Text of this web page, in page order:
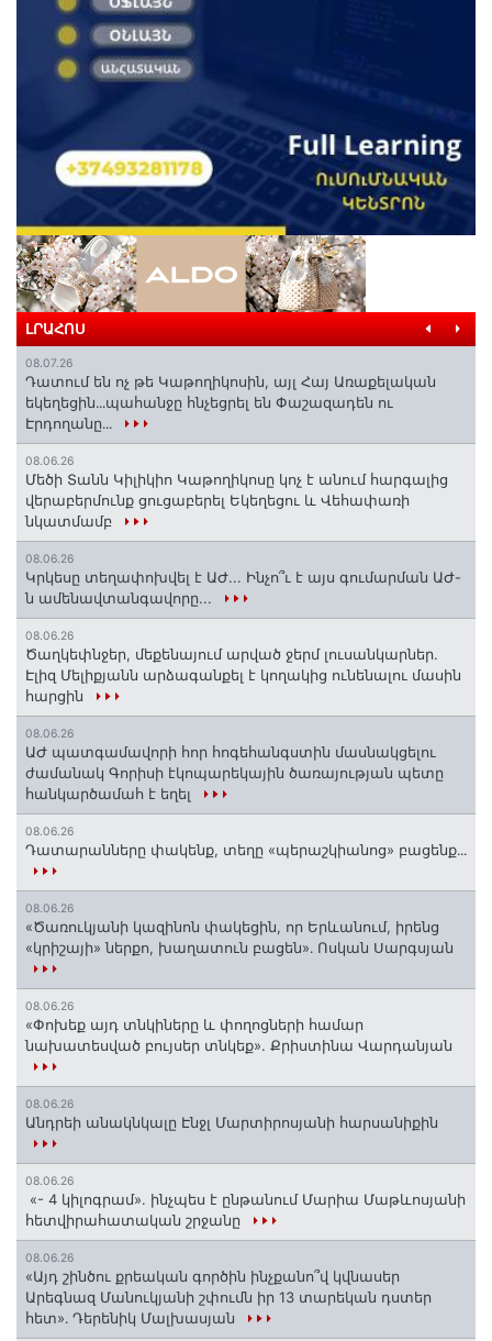
ԼՐԱՀՈՍ
08.07.26
Դատում են ոչ թե Կաթողիկոսին, այլ Հայ Առաքելական
եկեղեցին․․․պահանջը հնչեցրել են Փաշազադեն ու
Էրդողանը․․․
08.06.26
Մեծի Տանն Կիլիկիո Կաթողիկոսը կոչ է անում հարգալից
վերաբերմունք ցուցաբերել Եկեղեցու և Վեհափառի
նկատմամբ
08.06.26
Կրկեսը տեղափոխվել է ԱԺ... Ինչո՞ւ է այս գումարման ԱԺ-
ն ամենավտանգավորը...
08.06.26
Ծաղկեփնջեր, մեքենայում արված ջերմ լուսանկարներ.
Էլիզ Մելիքյանն արձագանքել է կողակից ունենալու մասին
հարցին
08.06.26
ԱԺ պատգամավորի հոր հոգեհանգստին մասնակցելու
ժամանակ Գորիսի էկոպարեկային ծառայության պետը
հանկարծամահ է եղել
08.06.26
Դատարանները փակենք, տեղը «պերաշկիանոց» բացենք․․․
08.06.26
«Ծառուկյանի կազինոն փակեցին, որ Երևանում, իրենց
«կրիշայի» ներքո, խաղատուն բացեն»․ Ոսկան Սարգսյան
08.06.26
«Փոխեք այդ տնկիները և փողոցների համար
նախատեսված բույսեր տնկեք». Քրիստինա Վարդանյան
08.06.26
Անդրեի անակնկալը Էնջլ Մարտիրոսյանի հարսանիքին
08.06.26
«- 4 կիլոգրամ». ինչպես է ընթանում Մարիա Մաթևոսյանի
հետվիրահատական շրջանը
08.06.26
«Այդ շինծու քրեական գործին ինչքանո՞վ կվնասեր
Արեգնազ Մանուկյանի շփումն իր 13 տարեկան դստեր
հետ»․ Դերենիկ Մալխասյան